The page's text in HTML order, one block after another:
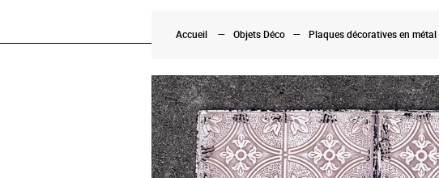
Accueil Objets Déco Plaques décoratives en métal